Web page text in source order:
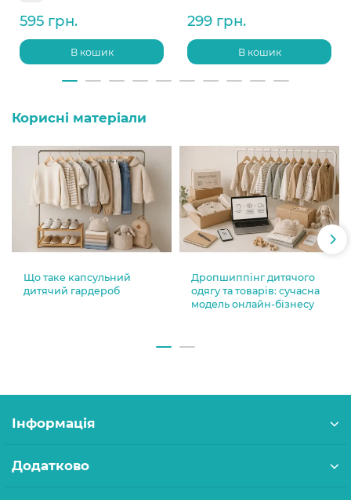
595 грн.
В кошик
299 грн.
В кошик
Корисні матеріали
Що таке капсульний
дитячий гардероб
Дропшиппінг дитячого
одягу та товарів: сучасна
модель онлайн-бізнесу
Інформація
Додатково